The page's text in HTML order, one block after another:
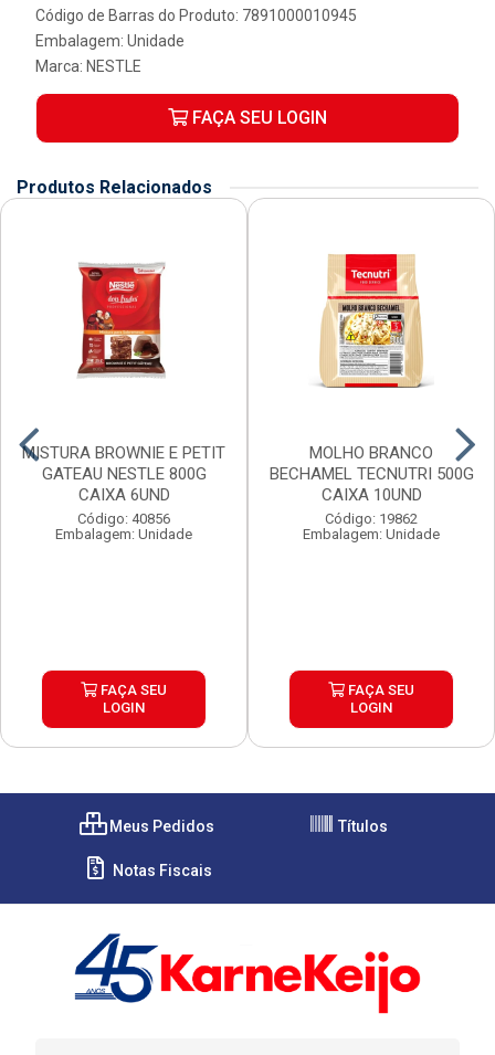
Código de Barras do Produto: 7891000010945
Embalagem: Unidade
Marca: NESTLE
FAÇA SEU LOGIN
Produtos Relacionados
MISTURA BROWNIE E PETIT
GATEAU NESTLE 800G
CAIXA 6UND
Código: 40856
Embalagem: Unidade
FAÇA SEU
LOGIN
MOLHO BRANCO
BECHAMEL TECNUTRI 500G
CAIXA 10UND
Código: 19862
Embalagem: Unidade
FAÇA SEU
LOGIN
Meus Pedidos Títulos
Notas Fiscais